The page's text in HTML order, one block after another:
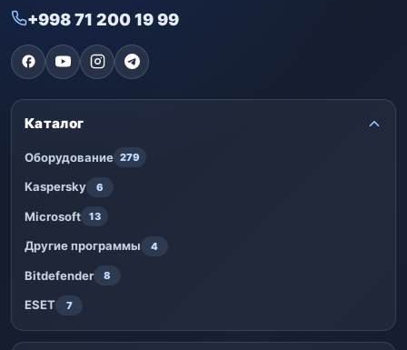
+998 71 200 19 99
Каталог
Оборудование 279
Kaspersky 6
Microsoft 13
Другие программы 4
Bitdefender 8
ESET 7